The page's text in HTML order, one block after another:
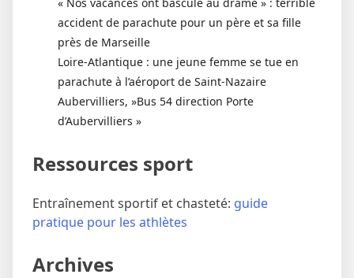
accident de parachute pour un père et sa fille
près de Marseille
Loire-Atlantique : une jeune femme se tue en
parachute à l’aéroport de Saint-Nazaire
Aubervilliers, »Bus 54 direction Porte
d’Aubervilliers »
Ressources sport
Entraînement sportif et chasteté: guide
pratique pour les athlètes
Archives